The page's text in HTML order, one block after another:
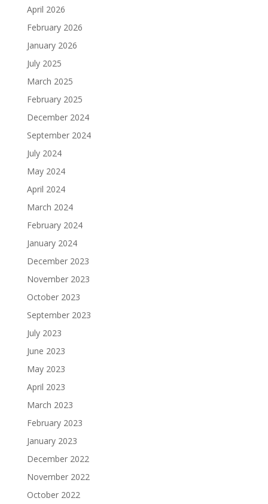
April 2026
February 2026
January 2026
July 2025
March 2025
February 2025
December 2024
September 2024
July 2024
May 2024
April 2024
March 2024
February 2024
January 2024
December 2023
November 2023
October 2023
September 2023
July 2023
June 2023
May 2023
April 2023
March 2023
February 2023
January 2023
December 2022
November 2022
October 2022